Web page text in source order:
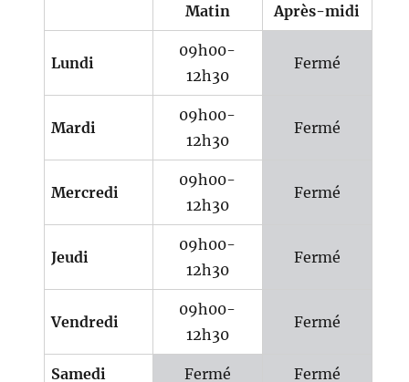
Matin
Après-midi
Lundi
09h00-
12h30
Fermé
Mardi
09h00-
12h30
Fermé
Mercredi
09h00-
12h30
Fermé
Jeudi
09h00-
12h30
Fermé
Vendredi
09h00-
12h30
Fermé
Samedi Fermé Fermé